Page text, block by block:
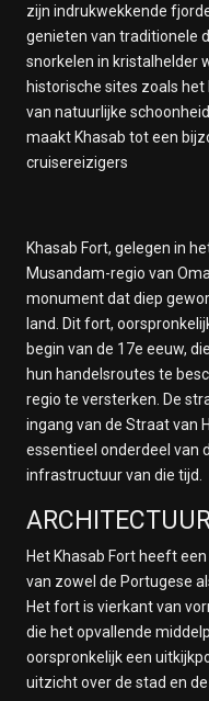
zijn indrukwekkende
genieten van traditionele
snorkelen in kristalhelder
historische sites zoals het
van natuurlijke
maakt Khasab tot een
cruisereizigers
Khasab Fort, gelegen in
Musandam-regio van
monument dat diep
land. Dit fort,
begin van de 17e eeuw,
hun handelsroutes te
regio te versterken. De
ingang van de Straat van
essentieel onderdeel van
infrastructuur van die tijd.
Het Khasab Fort heeft
van zowel de Portugese
Het fort is vierkant van
die het opvallende
oorspronkelijk een
uitzicht over de stad en